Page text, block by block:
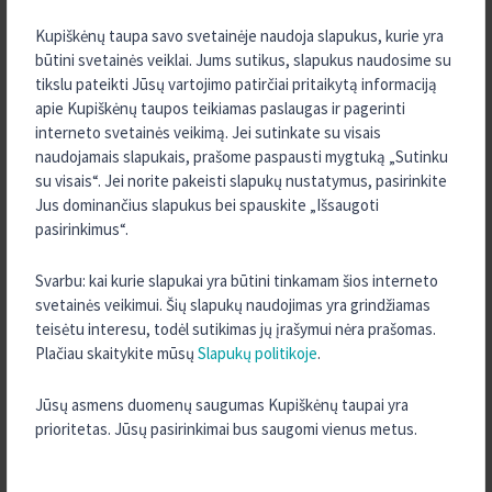
Kupiškėnų taupa savo svetainėje naudoja slapukus, kurie yra
būtini svetainės veiklai. Jums sutikus, slapukus naudosime su
tikslu pateikti Jūsų vartojimo patirčiai pritaikytą informaciją
apie Kupiškėnų taupos teikiamas paslaugas ir pagerinti
interneto svetainės veikimą. Jei sutinkate su visais
naudojamais slapukais, prašome paspausti mygtuką „Sutinku
su visais“. Jei norite pakeisti slapukų nustatymus, pasirinkite
Jus dominančius slapukus bei spauskite „Išsaugoti
pasirinkimus“.
Svarbu: kai kurie slapukai yra būtini tinkamam šios interneto
svetainės veikimui. Šių slapukų naudojimas yra grindžiamas
teisėtu interesu, todėl sutikimas jų įrašymui nėra prašomas.
Plačiau skaitykite mūsų Slapukų politikoje.
Jūsų asmens duomenų saugumas Kupiškėnų taupai yra
prioritetas. Jūsų pasirinkimai bus saugomi vienus metus.
2026 m. Birželis
2026 m. Balandis
2026 m. Kovas
2026 m. Sausis
2025 m. Gruodis
2025 m. Lapkritis
2025 m. Rugsėjis
2025 m. Rugpjūtis
2025 m. Liepa
2025 m. Gegužė
2025 m. Balandis